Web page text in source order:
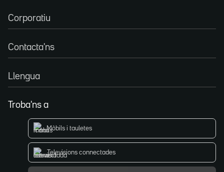
Corporatiu
Contacta'ns
Llengua
Troba'ns a
Mòbils i tauletes
Televisions connectades